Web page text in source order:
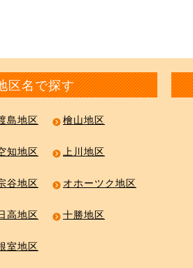
区名で探す
島地区 檜山地区
知地区 上川地区
谷地区 オホーツク地区
高地区 十勝地区
室地区